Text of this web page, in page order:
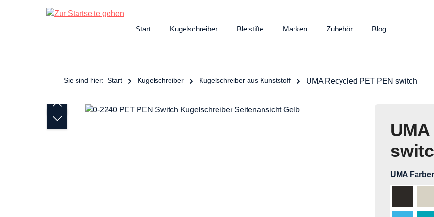
Zur Hauptnavigation springen
Start Kugelschreiber Bleistifte Marken Zubehör Blog
Sie sind hier: Start Kugelschreiber Kugelschreiber aus Kunststoff UMA Recycled PET PEN switch
Bildergalerie überspringen
UMA